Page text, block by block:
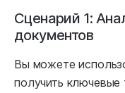
Сценарий 1:
документов
Вы можете
получить ключевые